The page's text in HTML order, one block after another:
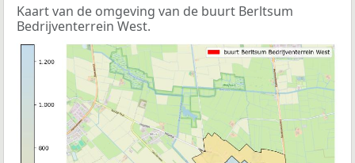
Kaart van de omgeving van de buurt Berltsum
Bedrijventerrein West.